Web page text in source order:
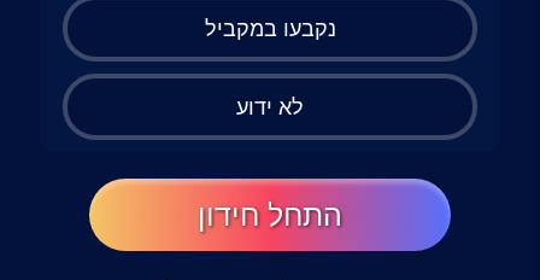
נקבעו במקביל
לא ידוע
התחל חידון